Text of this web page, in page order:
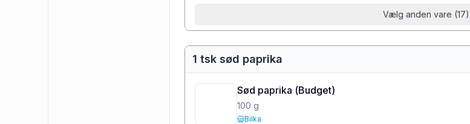
Vælg anden vare (17)
1 tsk sød paprika
Sød paprika (Budget)
100 g
Bilka